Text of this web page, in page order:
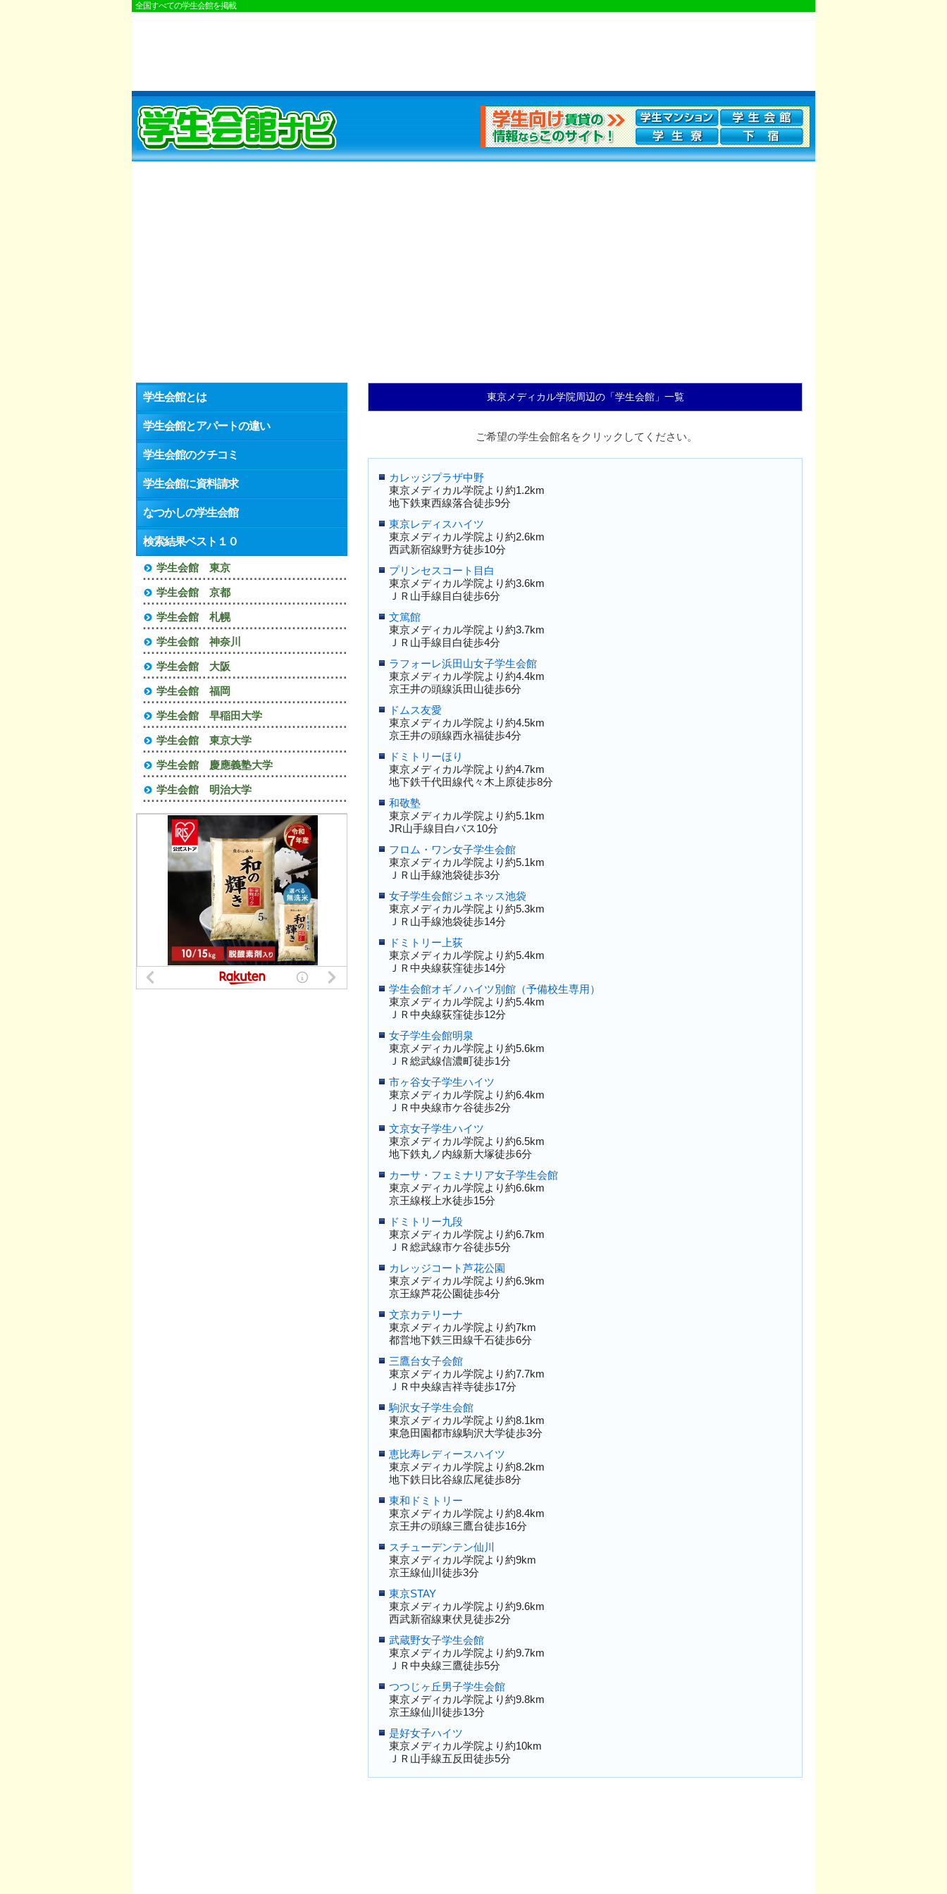
全国すべての学生会館を掲載
東京メディカル学院周辺の「学生会館」一覧
ご希望の学生会館名をクリックしてください。
カレッジプラザ中野
東京メディカル学院より約1.2km
地下鉄東西線落合徒歩9分
東京レディスハイツ
東京メディカル学院より約2.6km
西武新宿線野方徒歩10分
プリンセスコート目白
東京メディカル学院より約3.6km
ＪＲ山手線目白徒歩6分
文篤館
東京メディカル学院より約3.7km
ＪＲ山手線目白徒歩4分
ラフォーレ浜田山女子学生会館
東京メディカル学院より約4.4km
京王井の頭線浜田山徒歩6分
ドムス友愛
東京メディカル学院より約4.5km
京王井の頭線西永福徒歩4分
ドミトリーほり
東京メディカル学院より約4.7km
地下鉄千代田線代々木上原徒歩8分
和敬塾
東京メディカル学院より約5.1km
JR山手線目白バス10分
フロム・ワン女子学生会館
東京メディカル学院より約5.1km
ＪＲ山手線池袋徒歩3分
女子学生会館ジュネッス池袋
東京メディカル学院より約5.3km
ＪＲ山手線池袋徒歩14分
ドミトリー上荻
東京メディカル学院より約5.4km
ＪＲ中央線荻窪徒歩14分
学生会館オギノハイツ別館（予備校生専用）
東京メディカル学院より約5.4km
ＪＲ中央線荻窪徒歩12分
女子学生会館明泉
東京メディカル学院より約5.6km
ＪＲ総武線信濃町徒歩1分
市ヶ谷女子学生ハイツ
東京メディカル学院より約6.4km
ＪＲ中央線市ケ谷徒歩2分
文京女子学生ハイツ
東京メディカル学院より約6.5km
地下鉄丸ノ内線新大塚徒歩6分
カーサ・フェミナリア女子学生会館
東京メディカル学院より約6.6km
京王線桜上水徒歩15分
ドミトリー九段
東京メディカル学院より約6.7km
ＪＲ総武線市ケ谷徒歩5分
カレッジコート芦花公園
東京メディカル学院より約6.9km
京王線芦花公園徒歩4分
文京カテリーナ
東京メディカル学院より約7km
都営地下鉄三田線千石徒歩6分
三鷹台女子会館
東京メディカル学院より約7.7km
ＪＲ中央線吉祥寺徒歩17分
駒沢女子学生会館
東京メディカル学院より約8.1km
東急田園都市線駒沢大学徒歩3分
恵比寿レディースハイツ
東京メディカル学院より約8.2km
地下鉄日比谷線広尾徒歩8分
東和ドミトリー
東京メディカル学院より約8.4km
京王井の頭線三鷹台徒歩16分
スチューデンテン仙川
東京メディカル学院より約9km
京王線仙川徒歩3分
東京STAY
東京メディカル学院より約9.6km
西武新宿線東伏見徒歩2分
武蔵野女子学生会館
東京メディカル学院より約9.7km
ＪＲ中央線三鷹徒歩5分
つつじヶ丘男子学生会館
東京メディカル学院より約9.8km
京王線仙川徒歩13分
是好女子ハイツ
東京メディカル学院より約10km
ＪＲ山手線五反田徒歩5分
学生会館とは
学生会館とアパートの違い
学生会館のクチコミ
学生会館に資料請求
なつかしの学生会館
検索結果ベスト１０
学生会館 東京
学生会館 京都
学生会館 札幌
学生会館 神奈川
学生会館 大阪
学生会館 福岡
学生会館 早稲田大学
学生会館 東京大学
学生会館 慶應義塾大学
学生会館 明治大学